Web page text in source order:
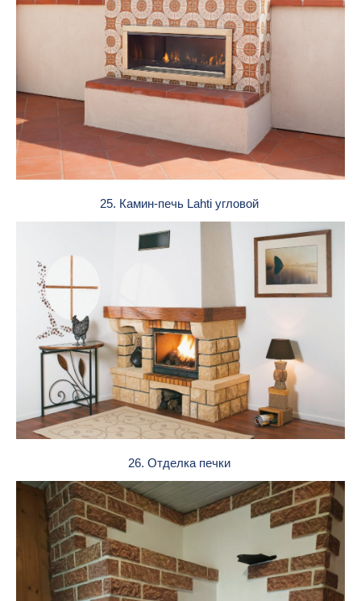
25. Камин-печь Lahti угловой
26. Отделка печки